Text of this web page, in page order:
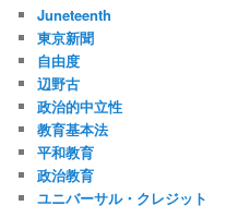
Juneteenth
東京新聞
自由度
辺野古
政治的中立性
教育基本法
平和教育
政治教育
ユニバーサル・クレジット